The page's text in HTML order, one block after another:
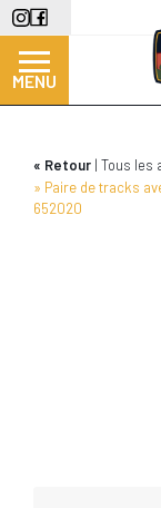
Aller
au
contenu
principal
MENU
Retour Tous les
Paire de tracks
652020